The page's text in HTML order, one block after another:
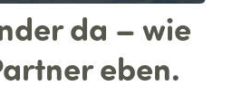
da – wie
eben.